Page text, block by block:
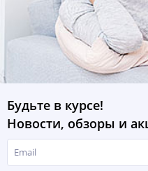
Будьте в курсе!
Новости, обзоры и